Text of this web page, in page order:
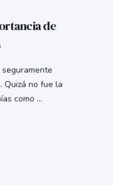
de
Quizá no fue la
como ...